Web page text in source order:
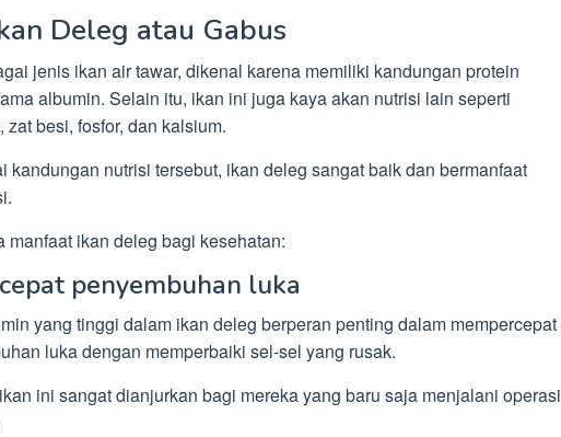
Deleg atau Gabus
jenis ikan air tawar, dikenal karena memiliki kandungan protein
albumin. Selain itu, ikan ini juga kaya akan nutrisi lain seperti
zat besi, fosfor, dan kalsium.
kandungan nutrisi tersebut, ikan deleg sangat baik dan bermanfaat
manfaat ikan deleg bagi kesehatan:
penyembuhan luka
yang tinggi dalam ikan deleg berperan penting dalam mempercepat
luka dengan memperbaiki sel-sel yang rusak.
ini sangat dianjurkan bagi mereka yang baru saja menjalani operasi